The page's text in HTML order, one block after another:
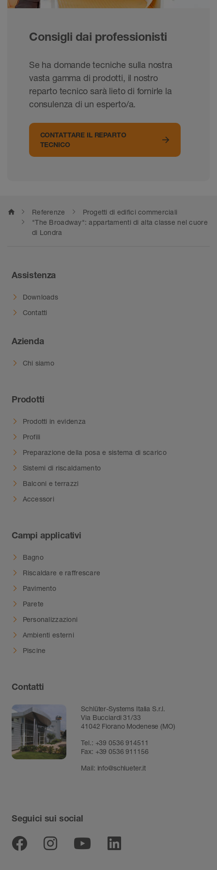
Consigli dai professionisti
Se ha domande tecniche sulla nostra
vasta gamma di prodotti, il nostro
reparto tecnico sarà lieto di fornirle la
consulenza di un esperto/a.
CONTATTARE IL REPARTO
TECNICO
home Referenze
Progetti di edifici commerciali
"The Broadway": appartamenti di alta classe nel cuore
di Londra
Assistenza
Downloads
Contatti
Azienda
Chi siamo
Prodotti
Prodotti in evidenza
Profili
Preparazione della posa e sistema di scarico
Sistemi di riscaldamento
Balconi e terrazzi
Accessori
Campi applicativi
Bagno
Riscaldare e raffrescare
Pavimento
Parete
Personalizzazioni
Ambienti esterni
Piscine
Contatti
Schlüter-Systems Italia S.r.l.
Via Bucciardi 31/33
41042 Fiorano Modenese (MO)
Tel.: +39 0536 914511
Fax: +39 0536 911156
Mail: info@schlueter.it
Seguici sui social
Facebook
Instagram
YoutubeLinkedin